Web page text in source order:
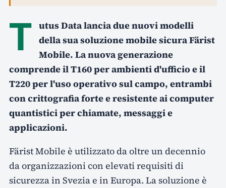
T utus Data lancia due nuovi modelli
della sua soluzione mobile sicura Färist
Mobile. La nuova generazione
comprende il T160 per ambienti d'ufficio e il
T220 per l'uso operativo sul campo, entrambi
con crittografia forte e resistente ai computer
quantistici per chiamate, messaggi e
applicazioni.
Färist Mobile è utilizzato da oltre un decennio
da organizzazioni con elevati requisiti di
sicurezza in Svezia e in Europa. La soluzione è